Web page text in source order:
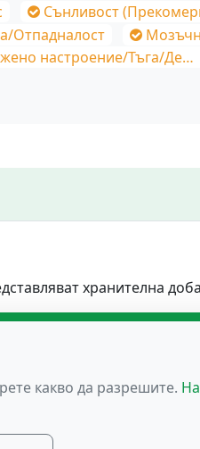
Сънливост (Прекомерна дневна)/
Отпадналост
настроение/Тъга/Депресия
хранителна
заради своите
от липа помагат за
релаксацията.
свойства. Те се
на ябълков пектин
към животински
какво да разрешите.